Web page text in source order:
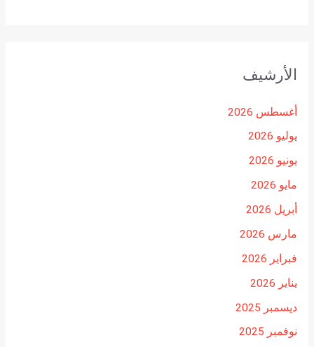
الأرشيف
أغسطس 2026
يوليو 2026
يونيو 2026
مايو 2026
أبريل 2026
مارس 2026
فبراير 2026
يناير 2026
ديسمبر 2025
نوفمبر 2025